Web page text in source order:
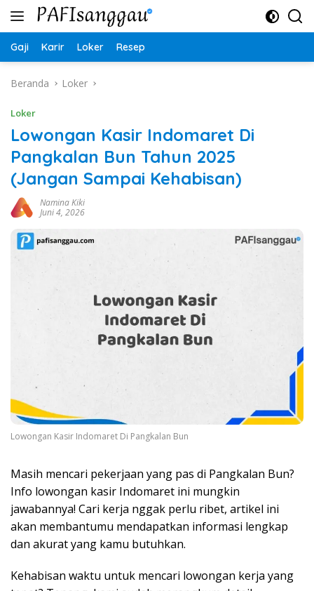
Langsung
Gaji Karir Loker Resep
Beranda Loker
Loker
Lowongan Kasir Indomaret Di
Pangkalan Bun Tahun 2025
(Jangan Sampai Kehabisan)
Namina Kiki
Juni 4, 2026
Lowongan Kasir Indomaret Di Pangkalan Bun
Masih mencari pekerjaan yang pas di Pangkalan Bun?
Info lowongan kasir Indomaret ini mungkin
jawabannya! Cari kerja nggak perlu ribet, artikel ini
akan membantumu mendapatkan informasi lengkap
dan akurat yang kamu butuhkan.
Kehabisan waktu untuk mencari lowongan kerja yang